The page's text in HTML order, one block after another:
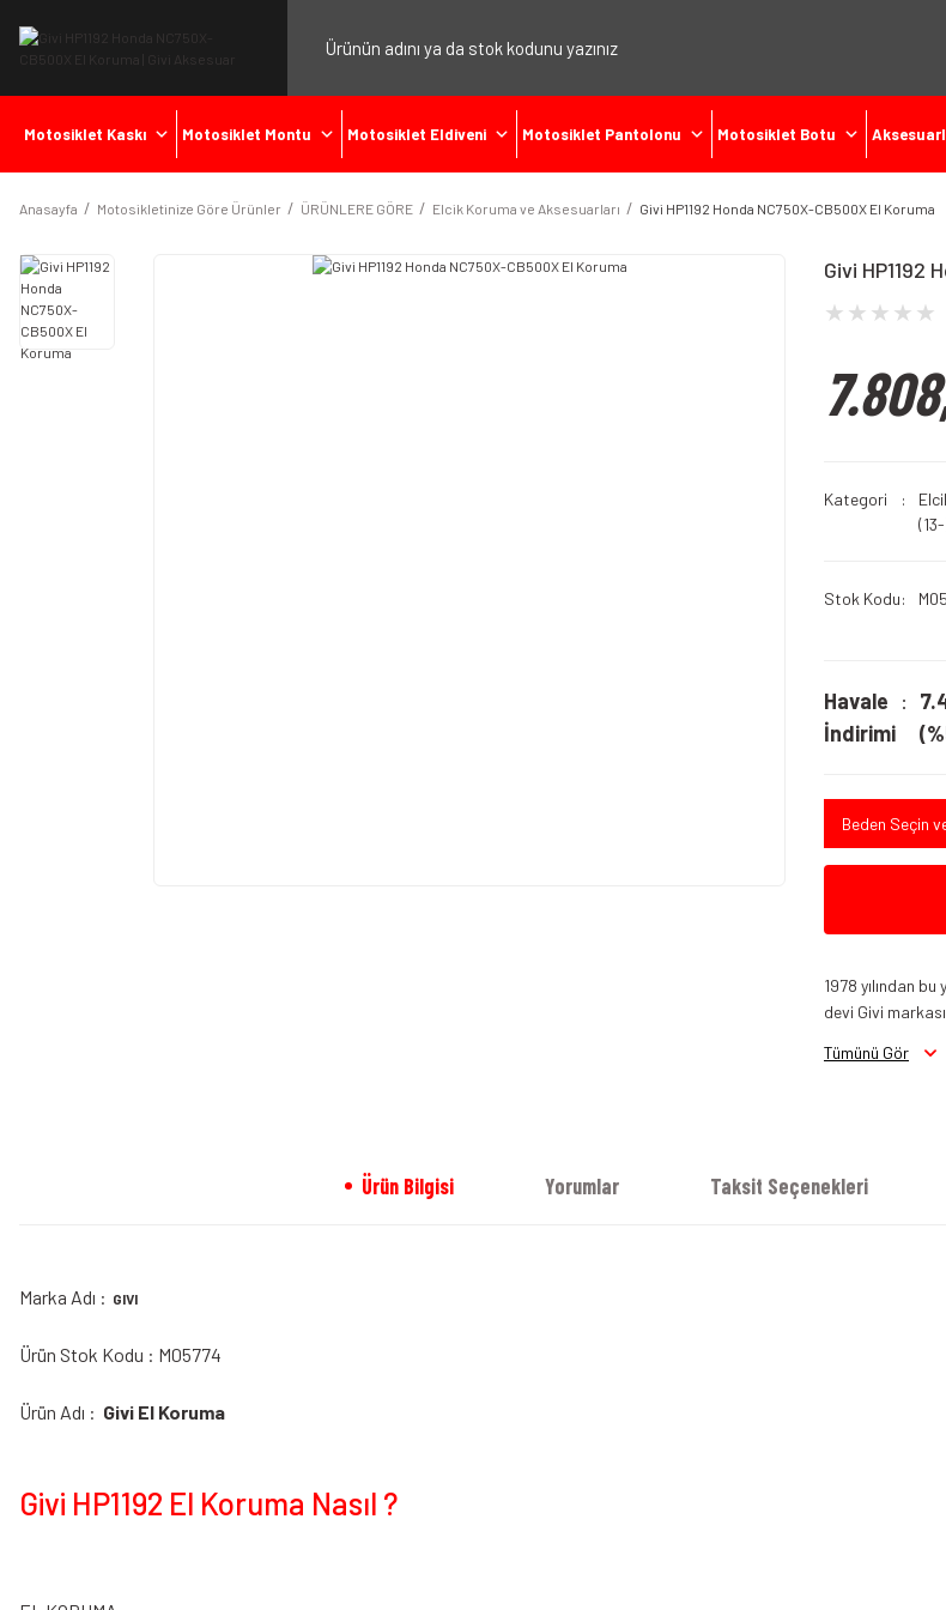
Motosiklet Kaskı Motosiklet Montu Motosiklet Eldiveni Motosiklet Pantolonu Motosiklet Botu
Anasayfa Motosikletinize Göre Ürünler ÜRÜNLERE GÖRE Elcik Koruma ve Aksesuarları Givi HP1192 Honda NC750X-CB500X El Koruma
Givi HP1192
Kategori
Stok Kodu
Havale
İndirimi
Beden Seçin
1978 yılından
devi Givi
Tümünü Gör
Ürün Bilgisi Yorumlar Taksit Seçenekleri
Marka Adı : GIVI
Ürün Stok Kodu : M05774
Ürün Adı : Givi El Koruma
Givi HP1192 El Koruma Nasıl ?